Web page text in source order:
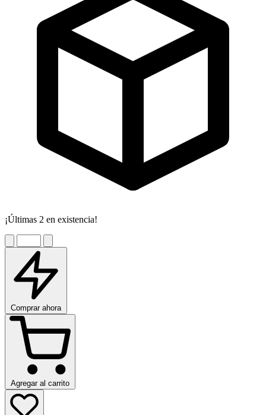
¡Últimas 2 en existencia!
Comprar ahora
Agregar al carrito